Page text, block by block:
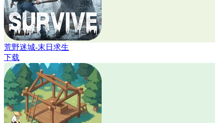
荒野迷城-末日求生
下载